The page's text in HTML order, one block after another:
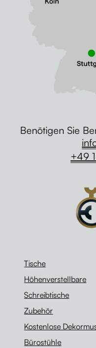
Tische
Höhenverstellbare
Schreibtische
Zubehör
Kostenlose
Bürostühle
Benötigen Sie
+49